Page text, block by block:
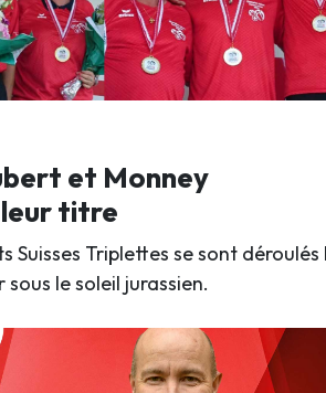
et Monney
titre
Suisses Triplettes se sont déroulés
le soleil jurassien.